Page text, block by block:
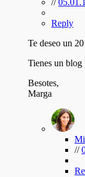
//
Reply
Te deseo un
Tienes un blog
Besotes,
Marga
//